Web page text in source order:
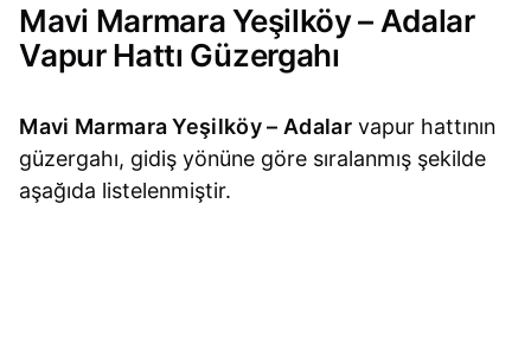
Mavi Marmara Yeşilköy – Adalar
Vapur Hattı Güzergahı
Mavi Marmara Yeşilköy – Adalar vapur hattının
güzergahı, gidiş yönüne göre sıralanmış şekilde
aşağıda listelenmiştir.